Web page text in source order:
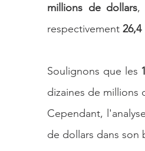
millions de dollars,
respectivement
Soulignons que les
dizaines de
Cependant,
de dollars dans son